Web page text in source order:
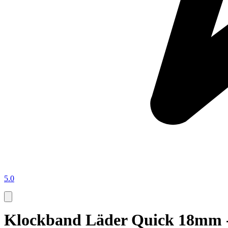
5.0
Klockband Läder Quick 18mm